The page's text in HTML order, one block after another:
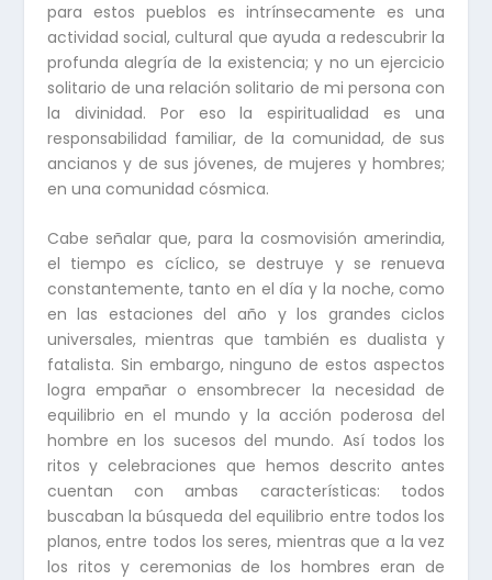
para estos pueblos es intrínsecamente es una
actividad social, cultural que ayuda a redescubrir la
profunda alegría de la existencia; y no un ejercicio
solitario de una relación solitario de mi persona con
la divinidad. Por eso la espiritualidad es una
responsabilidad familiar, de la comunidad, de sus
ancianos y de sus jóvenes, de mujeres y hombres;
en una comunidad cósmica.
Cabe señalar que, para la cosmovisión amerindia,
el tiempo es cíclico, se destruye y se renueva
constantemente, tanto en el día y la noche, como
en las estaciones del año y los grandes ciclos
universales, mientras que también es dualista y
fatalista. Sin embargo, ninguno de estos aspectos
logra empañar o ensombrecer la necesidad de
equilibrio en el mundo y la acción poderosa del
hombre en los sucesos del mundo. Así todos los
ritos y celebraciones que hemos descrito antes
cuentan con ambas características: todos
buscaban la búsqueda del equilibrio entre todos los
planos, entre todos los seres, mientras que a la vez
los ritos y ceremonias de los hombres eran de